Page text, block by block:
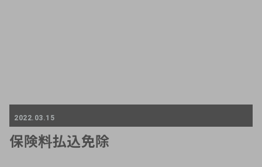
2022.03.15
保険料払込免除